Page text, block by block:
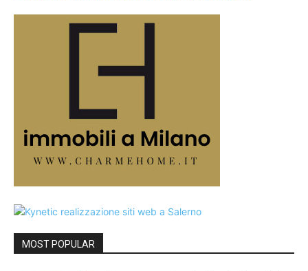
MOST POPULAR